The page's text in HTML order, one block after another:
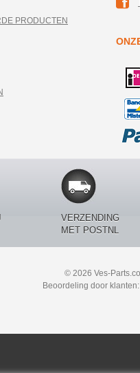
PRODUCTEN
VERZENDING
MET POSTNL
© 2026 Ves-
Beoordeling door